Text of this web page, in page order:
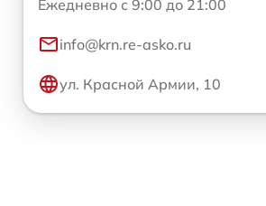
Ежедневно с 9:00 до 21:00
info@krn.re-asko.ru
ул. Красной Армии, 10